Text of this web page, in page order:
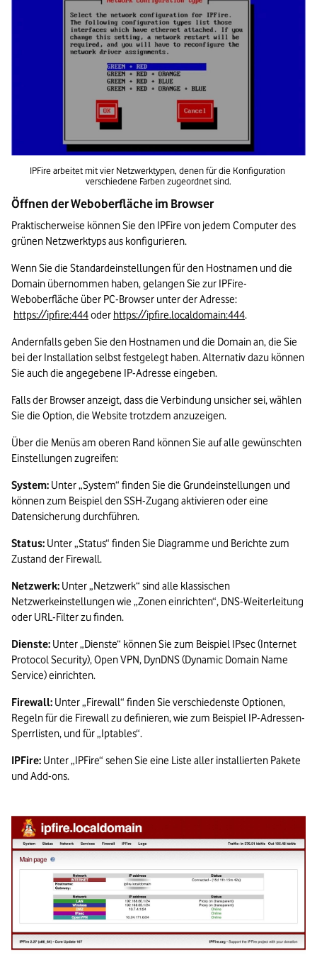
IPFire arbeitet mit vier Netzwerktypen, denen für die Konfiguration
verschiedene Farben zugeordnet sind.
Öffnen der Weboberfläche im Browser
Praktischerweise können Sie den IPFire von jedem Computer des
grünen Netzwerktyps aus konfigurieren.
Wenn Sie die Standardeinstellungen für den Hostnamen und die
Domain übernommen haben, gelangen Sie zur IPFire-
Weboberfläche über PC-Browser unter der Adresse:
https://ipfire:444 oder https://ipfire.localdomain:444.
Andernfalls geben Sie den Hostnamen und die Domain an, die Sie
bei der Installation selbst festgelegt haben. Alternativ dazu können
Sie auch die angegebene IP-Adresse eingeben.
Falls der Browser anzeigt, dass die Verbindung unsicher sei, wählen
Sie die Option, die Website trotzdem anzuzeigen.
Über die Menüs am oberen Rand können Sie auf alle gewünschten
Einstellungen zugreifen:
System: Unter „System“ finden Sie die Grundeinstellungen und
können zum Beispiel den SSH-Zugang aktivieren oder eine
Datensicherung durchführen.
Status: Unter „Status“ finden Sie Diagramme und Berichte zum
Zustand der Firewall.
Netzwerk: Unter „Netzwerk“ sind alle klassischen
Netzwerkeinstellungen wie „Zonen einrichten“, DNS-Weiterleitung
oder URL-Filter zu finden.
Dienste: Unter „Dienste“ können Sie zum Beispiel IPsec (Internet
Protocol Security), Open VPN, DynDNS (Dynamic Domain Name
Service) einrichten.
Firewall: Unter „Firewall“ finden Sie verschiedenste Optionen,
Regeln für die Firewall zu definieren, wie zum Beispiel IP-Adressen-
Sperrlisten, und für „Iptables“.
IPFire: Unter „IPFire“ sehen Sie eine Liste aller installierten Pakete
und Add-ons.